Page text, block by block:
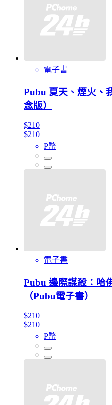
電子書
Pubu 夏天、煙火、
念版）
$210
$210
P幣
電子書
Pubu 邊際謀殺：哈
（Pubu電子書）
$210
$210
P幣